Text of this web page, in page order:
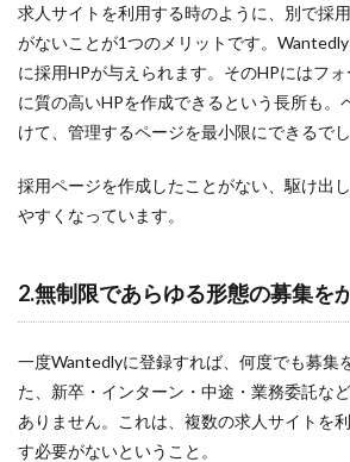
求人サイトを利用する時のように、別で採
がないことが1つのメリットです。
に採用HPが与えられます。そのHPにはフ
に質の高いHPを作成できるという長所も。
けて、管理するページを最小限にできるでし
採用ページを作成したことがない、駆け出
やすくなっています。
2.無制限であらゆる形態の募集を
一度Wantedlyに登録すれば、何度でも募集
た、新卒・インターン・中途・業務委託な
ありません。これは、複数の求人サイトを
す必要がないということ。